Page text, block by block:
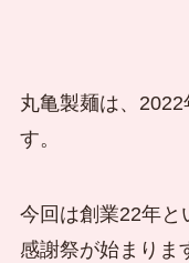
丸亀製麺は、
す。
今回は創業22年と
感謝祭が始まりま